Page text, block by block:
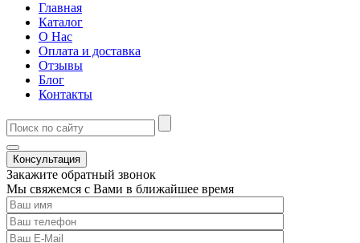
Главная
Каталог
О Нас
Оплата и доставка
Отзывы
Блог
Контакты
Консультация
Закажите обратный звонок
Мы свяжемся с Вами в ближайшее время